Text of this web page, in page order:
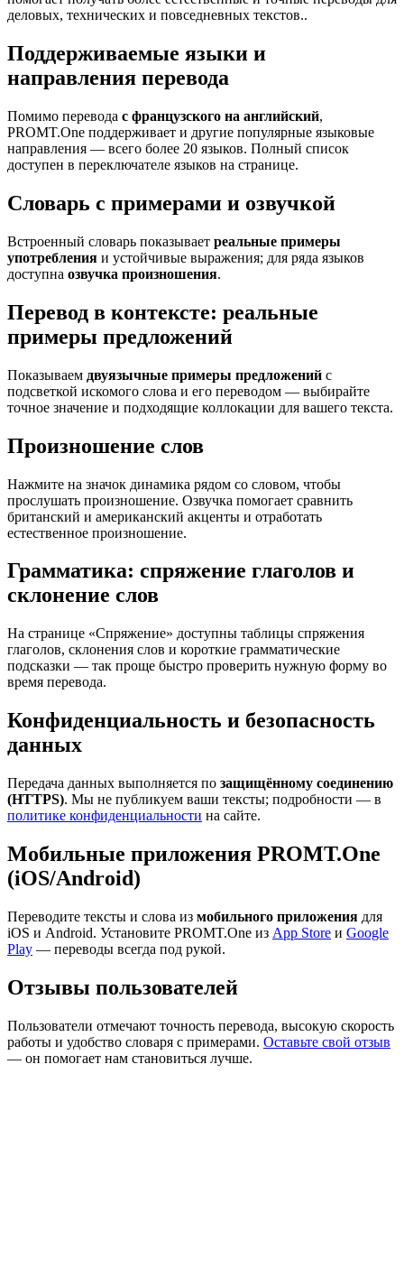
деловых, технических и повседневных текстов..
Поддерживаемые языки и
направления перевода
Помимо перевода с французского на английский,
PROMT.One поддерживает и другие популярные языковые
направления — всего более 20 языков. Полный список
доступен в переключателе языков на странице.
Словарь с примерами и озвучкой
Встроенный словарь показывает реальные примеры
употребления и устойчивые выражения; для ряда языков
доступна озвучка произношения.
Перевод в контексте: реальные
примеры предложений
Показываем двуязычные примеры предложений с
подсветкой искомого слова и его переводом — выбирайте
точное значение и подходящие коллокации для вашего текста.
Произношение слов
Нажмите на значок динамика рядом со словом, чтобы
прослушать произношение. Озвучка помогает сравнить
британский и американский акценты и отработать
естественное произношение.
Грамматика: спряжение глаголов и
склонение слов
На странице «Спряжение» доступны таблицы спряжения
глаголов, склонения слов и короткие грамматические
подсказки — так проще быстро проверить нужную форму во
время перевода.
Конфиденциальность и безопасность
данных
Передача данных выполняется по защищённому соединению
(HTTPS). Мы не публикуем ваши тексты; подробности — в
политике конфиденциальности на сайте.
Мобильные приложения PROMT.One
(iOS/Android)
Переводите тексты и слова из мобильного приложения для
iOS и Android. Установите PROMT.One из App Store и Google
Play — переводы всегда под рукой.
Отзывы пользователей
Пользователи отмечают точность перевода, высокую скорость
работы и удобство словаря с примерами. Оставьте свой отзыв
— он помогает нам становиться лучше.